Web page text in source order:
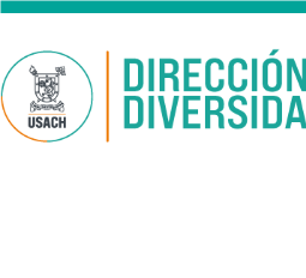
Pasar al contenido principal